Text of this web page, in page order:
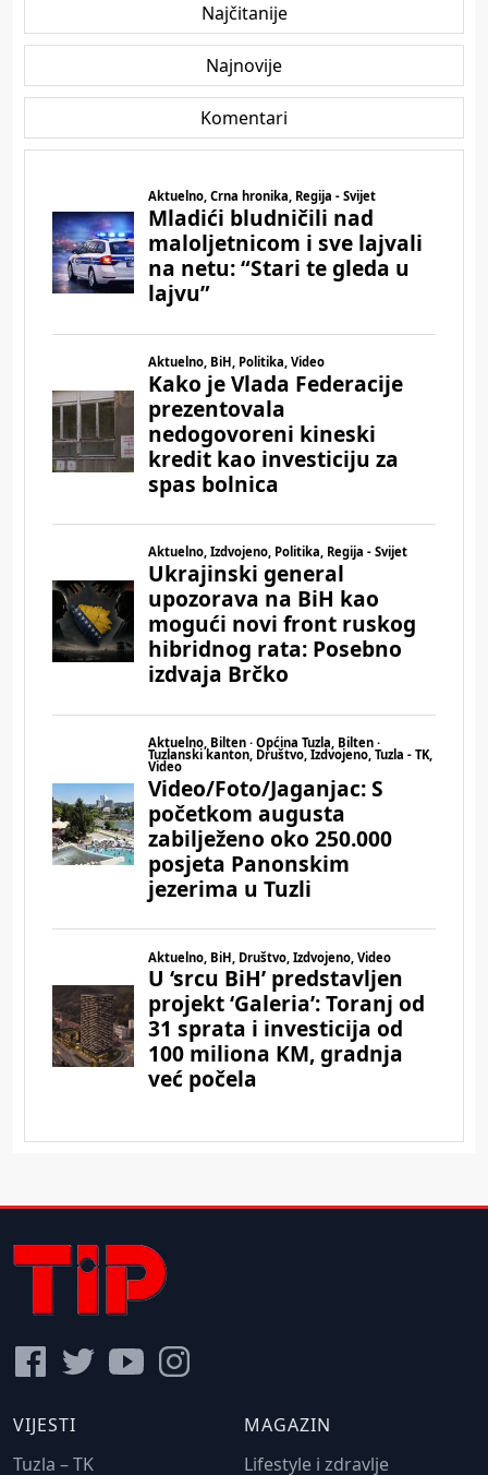
Najčitanije
Najnovije
Komentari
VIJESTI
Tuzla – TK
MAGAZIN
Lifestyle i zdravlje